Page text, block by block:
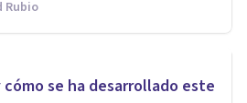
Rubio
se ha desarrollado este
qué es y qué